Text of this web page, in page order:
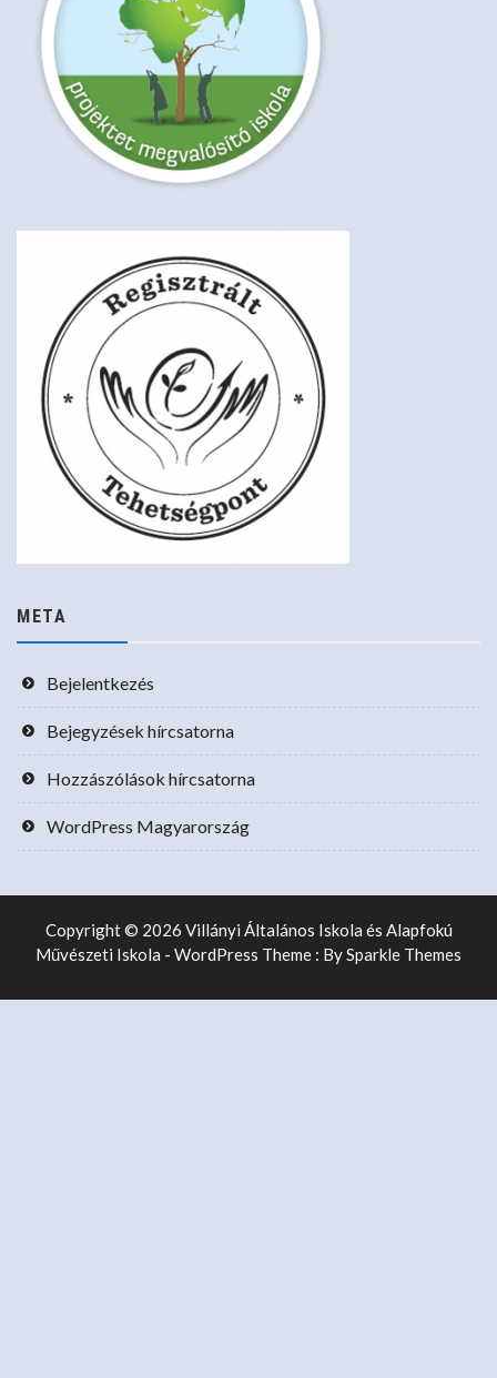
META
Bejelentkezés
Bejegyzések hírcsatorna
Hozzászólások hírcsatorna
WordPress Magyarország
Copyright © 2026 Villányi Általános Iskola és Alapfokú
Művészeti Iskola - WordPress Theme : BySparkle Themes